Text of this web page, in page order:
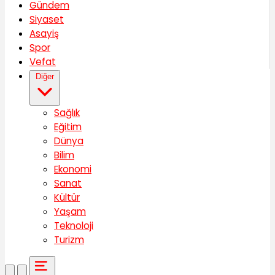
Gündem
Siyaset
Asayiş
Spor
Vefat
Diğer
Sağlık
Eğitim
Dünya
Bilim
Ekonomi
Sanat
Kültür
Yaşam
Teknoloji
Turizm